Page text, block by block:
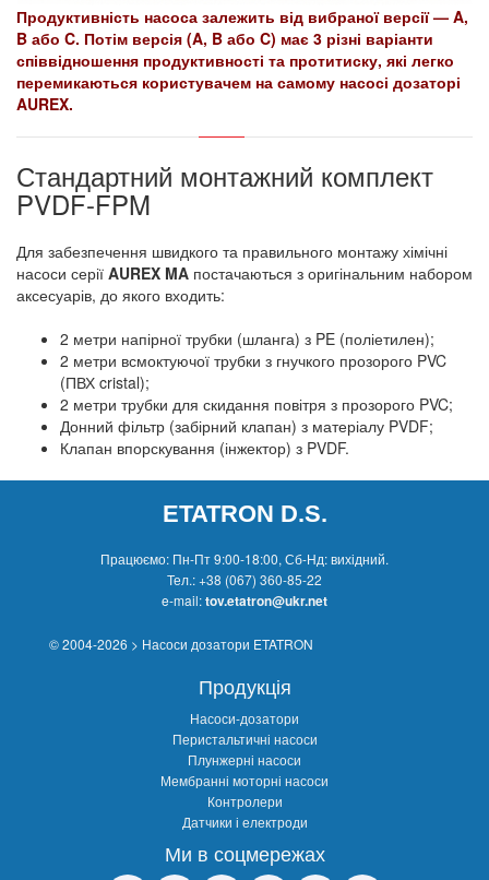
Продуктивність насоса залежить від вибраної версії — A,
B або C. Потім версія (A, B або C) має 3 різні варіанти
співвідношення продуктивності та протитиску, які легко
перемикаються користувачем на самому насосі дозаторі
AUREX.
Стандартний монтажний комплект
PVDF-FPM
Для забезпечення швидкого та правильного монтажу хімічні
насоси серії AUREX MA постачаються з оригінальним набором
аксесуарів, до якого входить:
2 метри напірної трубки (шланга) з PE (поліетилен);
2 метри всмоктуючої трубки з гнучкого прозорого PVC
(ПВХ cristal);
2 метри трубки для скидання повітря з прозорого PVC;
Донний фільтр (забірний клапан) з матеріалу PVDF;
Клапан впорскування (інжектор) з PVDF.
ETATRON D.S.
Працюємо: Пн-Пт 9:00-18:00, Сб-Нд: вихідний.
Тел.:+38 (067) 360-85-22
e-mail:tov.etatron@ukr.net
© 2004-2026 > Насоси дозатори ETATRON
Продукція
Насоси-дозатори
Перистальтичні насоси
Плунжерні насоси
Мембранні моторні насоси
Контролери
Датчики і електроди
Ми в соцмережах